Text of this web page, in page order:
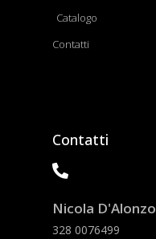
Catalogo
Contatti
Contatti
Nicola D'Alonzo
328 0076499